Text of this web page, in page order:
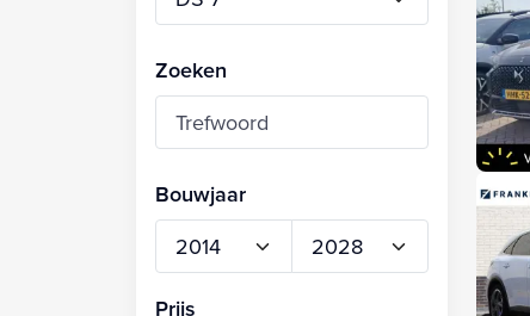
Zoeken
Bouwjaar
Prijs